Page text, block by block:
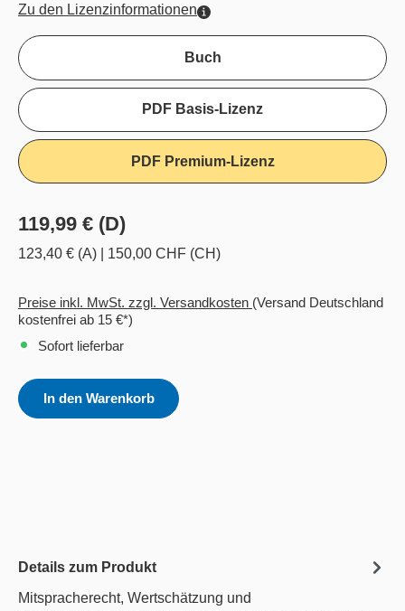
Zu den Lizenzinformationen
Buch
PDF Basis-Lizenz
PDF Premium-Lizenz
119,99 € (D)
123,40 € (A) 150,00 CHF (CH)
Preise inkl. MwSt. zzgl. Versandkosten (Versand Deutschland
kostenfrei ab 15 €*)
Sofort lieferbar
In den Warenkorb
Details zum Produkt
Mitspracherecht, Wertschätzung und